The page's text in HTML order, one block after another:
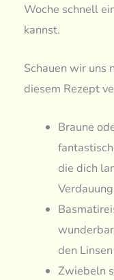
Woche schnell
kannst.
Schauen wir uns
diesem Rezept
Braune
die dich
den
Zwiebeln